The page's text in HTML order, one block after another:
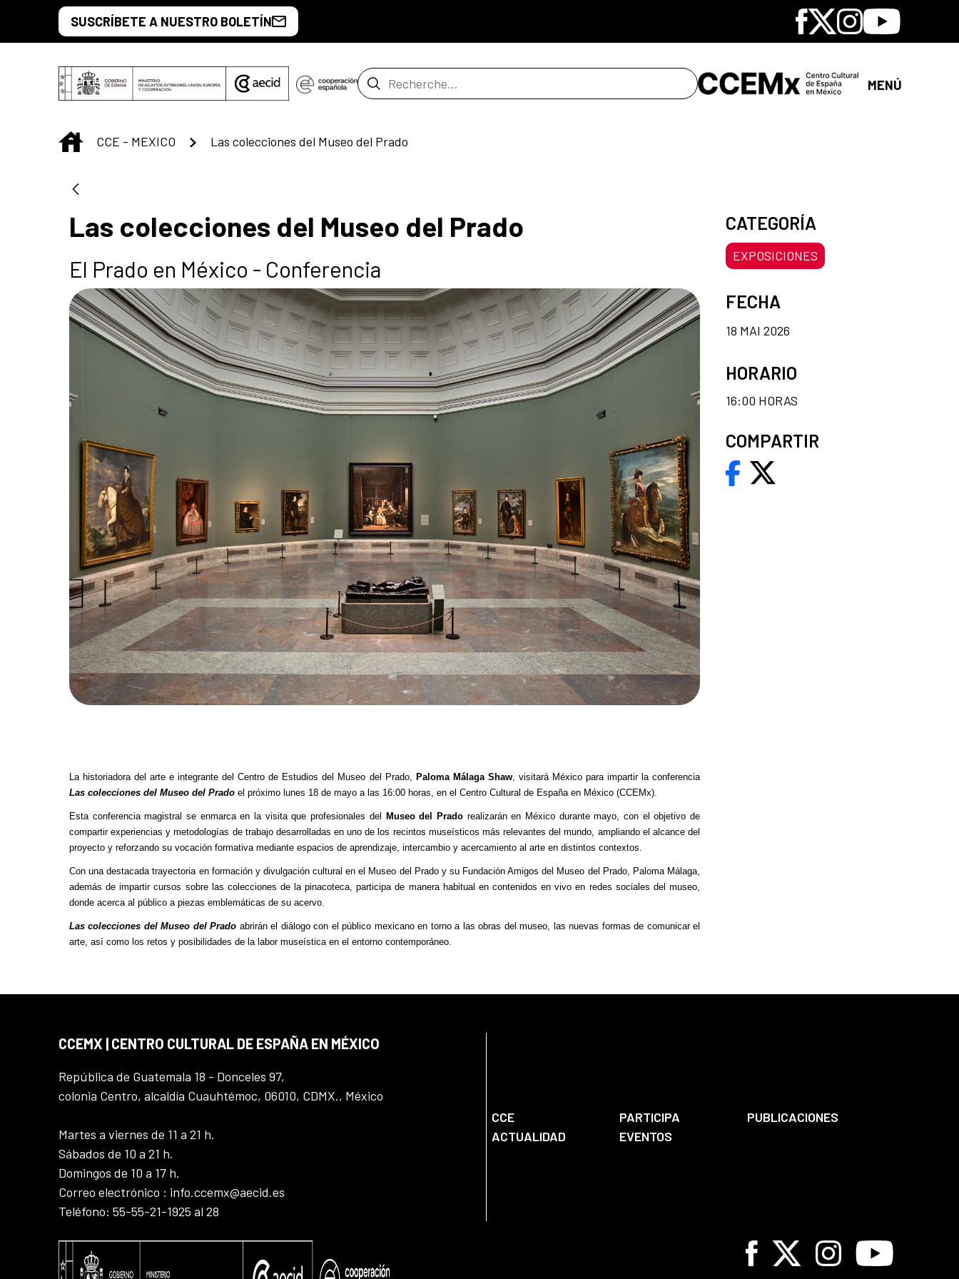
Saut au contenu principal
SUSCRÍBETE A NUESTRO BOLETÍN Facebook
X Instagram
Youtube
Barre de recherche MENÚ
INICIO
CCE - MEXICO Las colecciones del Museo del Prado
Las colecciones del Museo del Prado
El Prado en México - Conferencia
La historiadora del arte e integrante del Centro de Estudios del Museo del Prado, Paloma Málaga Shaw, visitará México para impartir la conferencia
Las colecciones del Museo del Prado el próximo lunes 18 de mayo a las 16:00 horas, en el Centro Cultural de España en México (CCEMx).
Esta conferencia magistral se enmarca en la visita que profesionales del Museo del Pradorealizarán en México durante mayo, con el objetivo de
compartir experiencias y metodologías de trabajo desarrolladas en uno de los recintos museísticos más relevantes del mundo, ampliando el alcance del
proyecto y reforzando su vocación formativa mediante espacios de aprendizaje, intercambio y acercamiento al arte en distintos contextos.
Con una destacada trayectoria en formación y divulgación cultural en el Museo del Prado y su Fundación Amigos del Museo del Prado, Paloma Málaga,
además de impartir cursos sobre las colecciones de la pinacoteca, participa de manera habitual en contenidos en vivo en redes sociales del museo,
donde acerca al público a piezas emblemáticas de su acervo.
Las colecciones del Museo del Prado abrirán el diálogo con el público mexicano en torno a las obras del museo, las nuevas formas de comunicar el
arte, así como los retos y posibilidades de la labor museística en el entorno contemporáneo.
CATEGORÍA
EXPOSICIONES
FECHA
18 MAI 2026
HORARIO
16:00 HORAS
COMPARTIR
CCEMX | CENTRO CULTURAL DE ESPAÑA EN MÉXICO
República de Guatemala 18 - Donceles 97,
colonia Centro, alcaldía Cuauhtémoc, 06010, CDMX., México
Martes a viernes de 11 a 21 h.
Sábados de 10 a 21 h.
Domingos de 10 a 17 h.
Correo electrónico : info.ccemx@aecid.es
Teléfono: 55-55-21-1925 al 28
CCE PARTICIPA
PUBLICACIONES
ACTUALIDAD
EVENTOS
Facebook
X InstagramYoutube